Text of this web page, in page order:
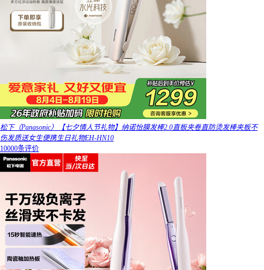
松下（Panasonic）【七夕情人节礼物】纳诺怡膜发棒2.0直板夹卷直防烫发棒夹板不
伤发质送女生便携生日礼物EH-HN10
10000条评价